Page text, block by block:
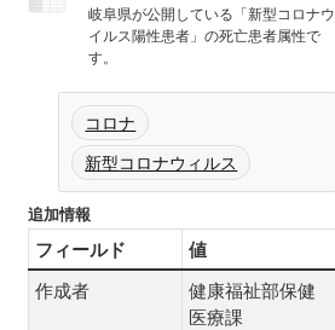
岐阜県が公開している「新型コロナウ
イルス陽性患者」の死亡患者属性で
す。
コロナ
新型コロナウィルス
追加情報
フィールド 値
作成者
健康福祉部保健
医療課